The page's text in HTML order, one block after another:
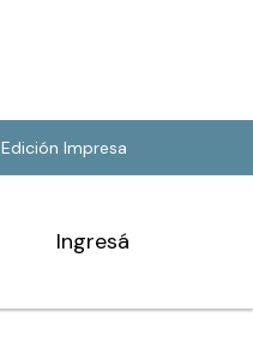
Edición Impresa
Ingresá